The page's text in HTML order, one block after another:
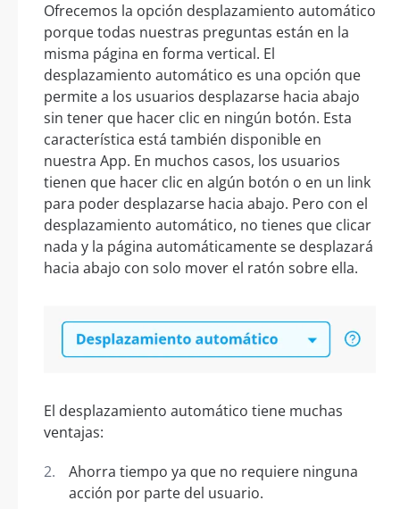
Ofrecemos la opción desplazamiento automático
porque todas nuestras preguntas están en la
misma página en forma vertical. El
desplazamiento automático es una opción que
permite a los usuarios desplazarse hacia abajo
sin tener que hacer clic en ningún botón. Esta
característica está también disponible en
nuestra App. En muchos casos, los usuarios
tienen que hacer clic en algún botón o en un link
para poder desplazarse hacia abajo. Pero con el
desplazamiento automático, no tienes que clicar
nada y la página automáticamente se desplazará
hacia abajo con solo mover el ratón sobre ella.
El desplazamiento automático tiene muchas
ventajas:
Ahorra tiempo ya que no requiere ninguna
acción por parte del usuario.